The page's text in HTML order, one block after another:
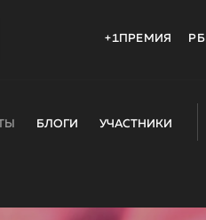
+1ПРЕМИЯ
БЛОГИ УЧАСТНИКИ